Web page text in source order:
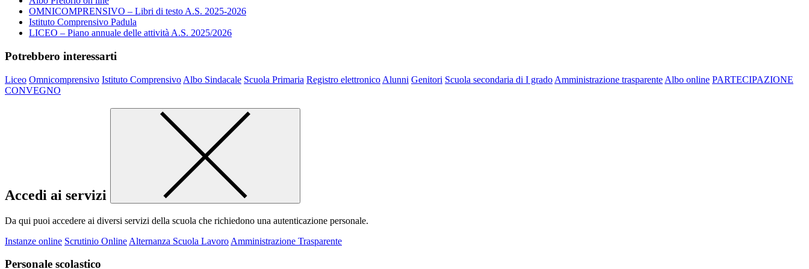
OMNICOMPRENSIVO – Libri di testo A.S. 2025-2026
Istituto Comprensivo Padula
LICEO – Piano annuale delle attività A.S. 2025/2026
Potrebbero interessarti
Liceo Omnicomprensivo Istituto Comprensivo Albo Sindacale Scuola Primaria Registro elettronico Alunni Genitori Scuola secondaria di I grado Amministrazione trasparente Albo online PARTECIPAZIONE
CONVEGNO
Accedi ai servizi
Da qui puoi accedere ai diversi servizi della scuola che richiedono una autenticazione personale.
Instanze online Scrutinio Online Alternanza Scuola Lavoro Amministrazione Trasparente
Personale scolastico